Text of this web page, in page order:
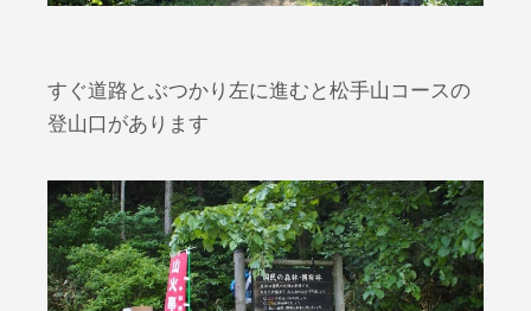
すぐ道路とぶつかり左に進むと松手山コースの
登山口があります